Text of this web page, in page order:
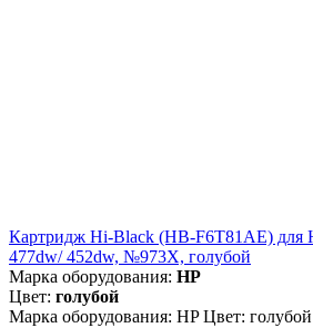
Картридж Hi-Black (HB-F6T81AE) для
477dw/ 452dw, №973X, голубой
Марка оборудования: HP
Цвет: голубой
Марка оборудования: HP Цвет: голубой